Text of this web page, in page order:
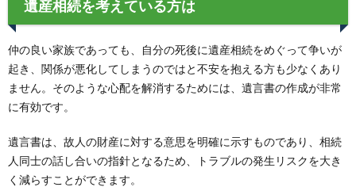
遺産相続を考えている方は
仲の良い家族であっても、自分の死後に遺産相続をめぐって争いが
起き、関係が悪化してしまうのではと不安を抱える方も少なくあり
ません。そのような心配を解消するためには、遺言書の作成が非常
に有効です。
遺言書は、故人の財産に対する意思を明確に示すものであり、相続
人同士の話し合いの指針となるため、トラブルの発生リスクを大き
く減らすことができます。